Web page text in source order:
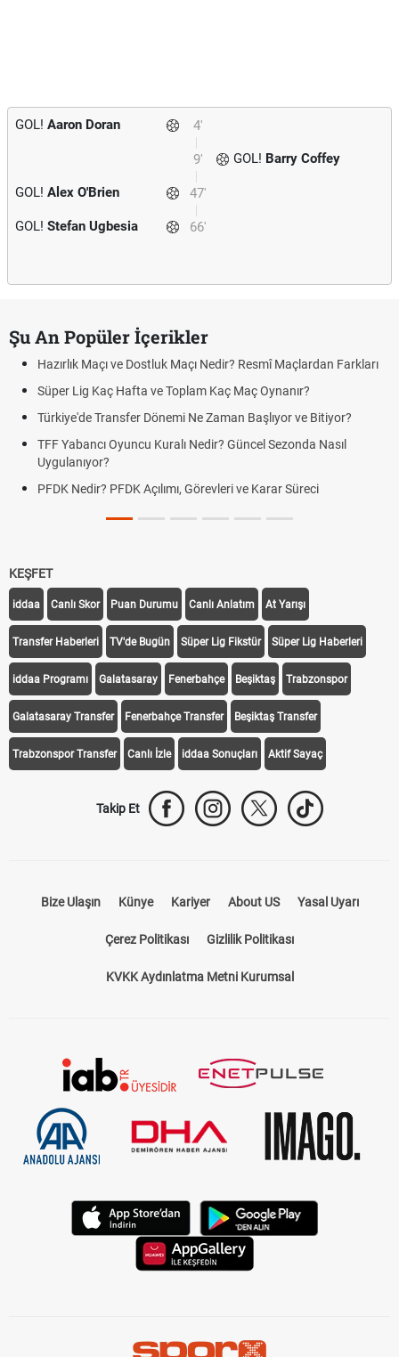
4'
GOL! Aaron Doran
9' GOL! Barry Coffey
47'
GOL! Alex O'Brien
66'
GOL! Stefan Ugbesia
Şu An Popüler İçerikler
Hazırlık Maçı ve Dostluk Maçı Nedir? Resmî Maçlardan Farkları
Süper Lig Kaç Hafta ve Toplam Kaç Maç Oynanır?
Türkiye'de Transfer Dönemi Ne Zaman Başlıyor ve Bitiyor?
TFF Yabancı Oyuncu Kuralı Nedir? Güncel Sezonda Nasıl
Uygulanıyor?
PFDK Nedir? PFDK Açılımı, Görevleri ve Karar Süreci
KEŞFET
iddaa Canlı Skor Puan Durumu Canlı Anlatım At Yarışı
Transfer Haberleri TV'de Bugün Süper Lig Fikstür Süper Lig Haberleri
iddaa Programı Galatasaray Fenerbahçe Beşiktaş Trabzonspor
Galatasaray Transfer Fenerbahçe Transfer Beşiktaş Transfer
Trabzonspor Transfer Canlı İzle iddaa Sonuçları Aktif Sayaç
Takip Et
Bize Ulaşın Künye Kariyer About US Yasal Uyarı
Çerez Politikası Gizlilik Politikası
KVKK Aydınlatma Metni Kurumsal